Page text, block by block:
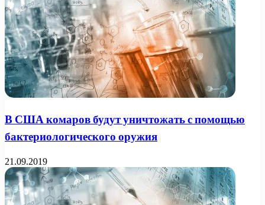
В США комаров будут уничтожать с помощью
бактериологического оружия
21.09.2019